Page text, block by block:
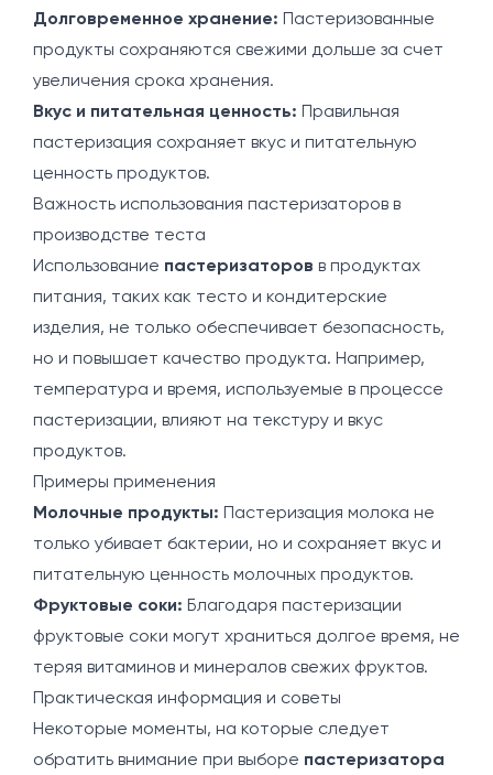
Долговременное хранение: Пастеризованные
продукты сохраняются свежими дольше за счет
увеличения срока хранения.
Вкус и питательная ценность: Правильная
пастеризация сохраняет вкус и питательную
ценность продуктов.
Важность использования пастеризаторов в
производстве теста
Использование пастеризаторов в продуктах
питания, таких как тесто и кондитерские
изделия, не только обеспечивает безопасность,
но и повышает качество продукта. Например,
температура и время, используемые в процессе
пастеризации, влияют на текстуру и вкус
продуктов.
Примеры применения
Молочные продукты: Пастеризация молока не
только убивает бактерии, но и сохраняет вкус и
питательную ценность молочных продуктов.
Фруктовые соки: Благодаря пастеризации
фруктовые соки могут храниться долгое время, не
теряя витаминов и минералов свежих фруктов.
Практическая информация и советы
Некоторые моменты, на которые следует
обратить внимание при выборе пастеризатора